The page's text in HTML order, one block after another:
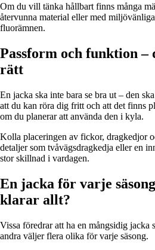
Om du vill tänka hållbart finns många
återvunna material eller med
fluorämnen.
Passform och funktion –
rätt
En jacka ska inte bara se bra ut – den
att du kan röra dig fritt och att det finns
om du planerar att använda den i kyla.
Kolla placeringen av fickor, dragkedjor
detaljer som tvåvägsdragkedja eller en
stor skillnad i vardagen.
En jacka för varje
klarar allt?
Vissa föredrar att ha en mångsidig jacka
andra väljer flera olika för varje säsong.